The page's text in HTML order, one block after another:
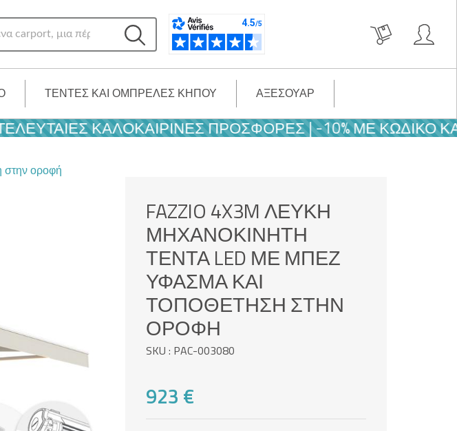
ΤΈΝΤΕΣ ΚΑΙ ΟΜΠΡΈΛΕΣ ΚΉΠΟΥ ΑΞΕΣΟΥΆΡ
ΚΑΛΟΚΑΙΡΙΝΈΣ ΠΡΟΣΦΟΡΈΣ | -10% ΜΕ ΚΩΔΙΚΌ
στην οροφή
FAZZIO 4X3M ΛΕΥΚΉ
ΜΗΧΑΝΟΚΊΝΗΤΗ
ΤΈΝΤΑ LED ΜΕ ΜΠΕΖ
ΎΦΑΣΜΑ ΚΑΙ
ΤΟΠΟΘΈΤΗΣΗ ΣΤΗΝ
ΟΡΟΦΉ
SKU : PAC-003080
923 €